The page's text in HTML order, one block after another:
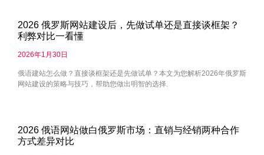
2026 俄罗斯网站建设后，先做试单还是直接谈框架？
利弊对比一看懂
2026年1月30日
俄语建站怎么做？直接谈框架还是先做试单？本文为您解析2026年俄罗斯
网站建设的策略与技巧，帮助您做出明智的选择.
2026 俄语网站做白俄罗斯市场：直销与经销两种合作
方式差异对比